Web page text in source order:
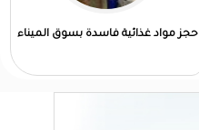
حجز مواد غذائية فاسدة بسوق الميناء